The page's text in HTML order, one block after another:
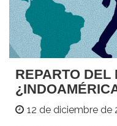
REPARTO DEL
12 de diciembre de